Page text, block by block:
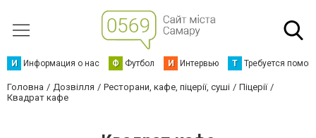
И Информация о нас Ф Футбол И Интервью Т Требуется
Головна Дозвілля Ресторани, кафе, піцерії, суші
Піцерії
Квадрат кафе